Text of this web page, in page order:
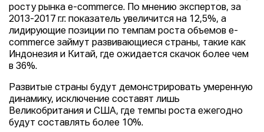
росту рынка e-commerce. По мнению экспертов, за
2013-2017 г.г. показатель увеличится на 12,5%, а
лидирующие позиции по темпам роста объемов e-
commerce займут развивающиеся страны, такие как
Индонезия и Китай, где ожидается скачок более чем
в 36%.
Развитые страны будут демонстрировать умеренную
динамику, исключение составят лишь
Великобритания и США, где темпы роста ежегодно
будут составлять более 10%.